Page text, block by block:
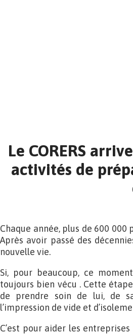
Le CORERS
activités de
Chaque année, plus de 600
Après avoir passé des
nouvelle vie.
Si, pour beaucoup, ce
toujours bien vécu . Cette
de prendre soin de lui, de
l’impression de vide et
C’est pour aider les